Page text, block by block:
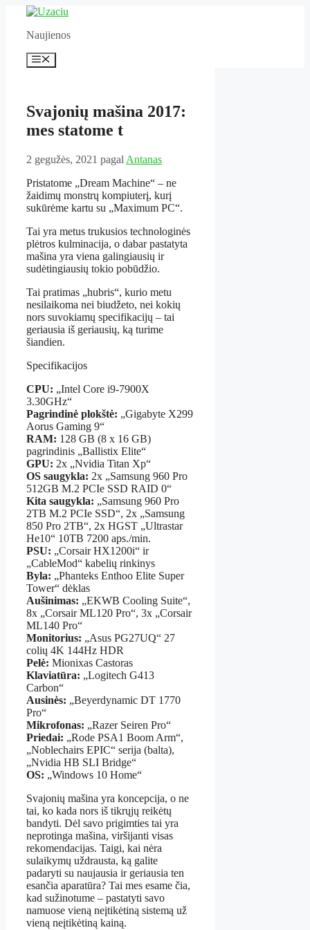
Pereiti
turinioNaujienos
Meniu
Svajonių mašina 2017:
mes statome t
2 gegužės, 2021 pagal Antanas
Pristatome „Dream Machine“ – ne
žaidimų monstrų kompiuterį, kurį
sukūrėme kartu su „Maximum PC“.
Tai yra metus trukusios technologinės
plėtros kulminacija, o dabar pastatyta
mašina yra viena galingiausių ir
sudėtingiausių tokio pobūdžio.
Tai pratimas „hubris“, kurio metu
nesilaikoma nei biudžeto, nei kokių
nors suvokiamų specifikacijų – tai
geriausia iš geriausių, ką turime
šiandien.
Specifikacijos
CPU: „Intel Core i9-7900X
3.30GHz“
Pagrindinė plokštė: „Gigabyte X299
Aorus Gaming 9“
RAM: 128 GB (8 x 16 GB)
pagrindinis „Ballistix Elite“
GPU: 2x „Nvidia Titan Xp“
OS saugykla: 2x „Samsung 960 Pro
512GB M.2 PCIe SSD RAID 0“
Kita saugykla: „Samsung 960 Pro
2TB M.2 PCIe SSD“, 2x „Samsung
850 Pro 2TB“, 2x HGST „Ultrastar
He10“ 10TB 7200 aps./min.
PSU: „Corsair HX1200i“ ir
„CableMod“ kabelių rinkinys
Byla: „Phanteks Enthoo Elite Super
Tower“ dėklas
Aušinimas: „EKWB Cooling Suite“,
8x „Corsair ML120 Pro“, 3x „Corsair
ML140 Pro“
Monitorius: „Asus PG27UQ“ 27
colių 4K 144Hz HDR
Pelė: Mionixas Castoras
Klaviatūra: „Logitech G413
Carbon“
Ausinės: „Beyerdynamic DT 1770
Pro“
Mikrofonas: „Razer Seiren Pro“
Priedai: „Rode PSA1 Boom Arm“,
„Noblechairs EPIC“ serija (balta),
„Nvidia HB SLI Bridge“
OS: „Windows 10 Home“
Svajonių mašina yra koncepcija, o ne
tai, ko kada nors iš tikrųjų reikėtų
bandyti. Dėl savo prigimties tai yra
neprotinga mašina, viršijanti visas
rekomendacijas. Taigi, kai nėra
sulaikymų uždrausta, ką galite
padaryti su naujausia ir geriausia ten
esančia aparatūra? Tai mes esame čia,
kad sužinotume – pastatyti savo
namuose vieną neįtikėtiną sistemą už
vieną neįtikėtiną kainą.